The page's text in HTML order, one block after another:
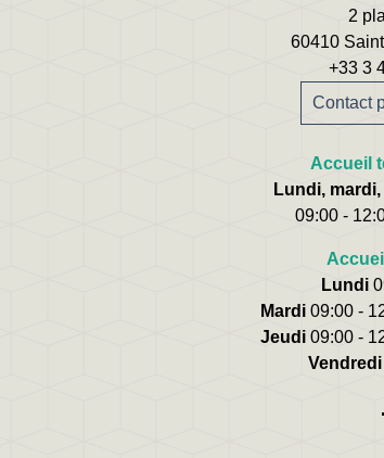
2
60410
+33 3
Contact
Accueil
Lundi,
09:00 -
Lundi
Mardi09:00 -
Jeudi09:00 -